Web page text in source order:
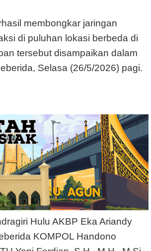
membongkar jaringan
di puluhan lokasi berbeda di
tersebut disampaikan dalam
Selasa (26/5/2026) pagi.
Hulu AKBP Eka Ariandy
KOMPOL Handono